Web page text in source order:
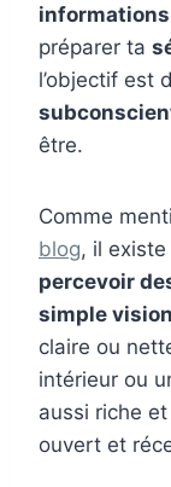
informations
préparer ta
l’objectif est
être.
Comme
blog, il
percevoir
simple vision
claire ou
intérieur ou
aussi riche et
ouvert et